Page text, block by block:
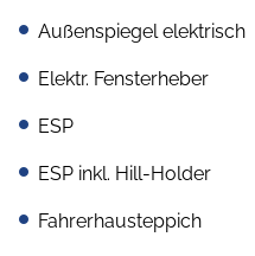
Außenspiegel elektrisch
Elektr. Fensterheber
ESP
ESP inkl. Hill-Holder
Fahrerhausteppich